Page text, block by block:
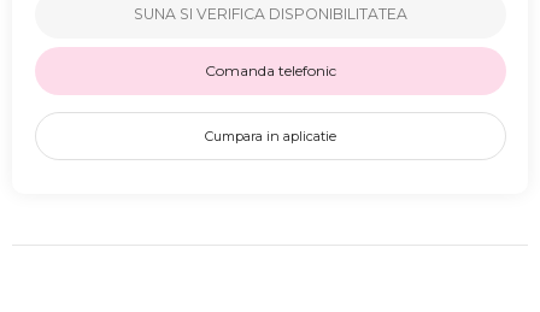
SUNA SI VERIFICA DISPONIBILITATEA
Comanda telefonic
Cumpara in aplicatie